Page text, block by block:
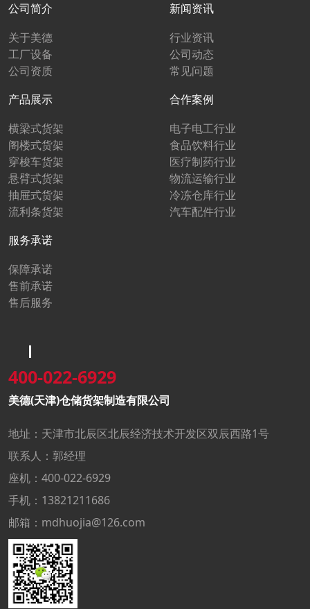
公司简介
关于美德
工厂设备
公司资质
新闻资讯
行业资讯
公司动态
常见问题
产品展示
横梁式货架
阁楼式货架
穿梭车货架
悬臂式货架
抽屉式货架
流利条货架
合作案例
电子电工行业
食品饮料行业
医疗制药行业
物流运输行业
冷冻仓库行业
汽车配件行业
服务承诺
保障承诺
售前承诺
售后服务
400-022-6929
美德(天津)仓储货架制造有限公司
地址：天津市北辰区北辰经济技术开发区双辰西路1号
联系人：郭经理
座机：400-022-6929
手机：13821211686
邮箱：mdhuojia@126.com